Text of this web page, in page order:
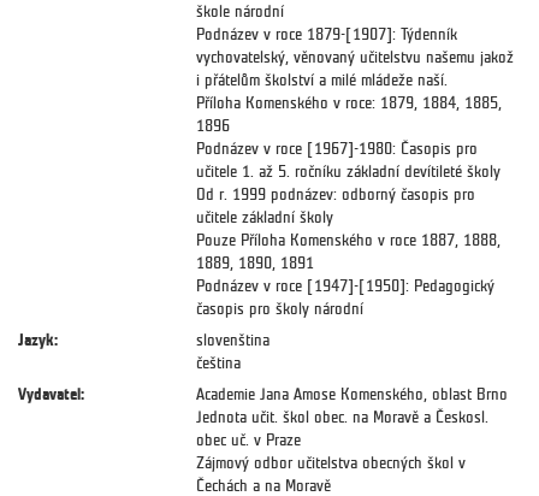
škole národní
Podnázev v roce 1879-[1907]: Týdenník
vychovatelský, věnovaný učitelstvu našemu jakož
i přátelům školství a milé mládeže naší.
Příloha Komenského v roce: 1879, 1884, 1885,
1896
Podnázev v roce [1967]-1980: Časopis pro
učitele 1. až 5. ročníku základní devítileté školy
Od r. 1999 podnázev: odborný časopis pro
učitele základní školy
Pouze Příloha Komenského v roce 1887, 1888,
1889, 1890, 1891
Podnázev v roce [1947]-[1950]: Pedagogický
časopis pro školy národní
Jazyk:
slovenština
čeština
Vydavatel:
Academie Jana Amose Komenského, oblast Brno
Jednota učit. škol obec. na Moravě a Českosl.
obec uč. v Praze
Zájmový odbor učitelstva obecných škol v
Čechách a na Moravě